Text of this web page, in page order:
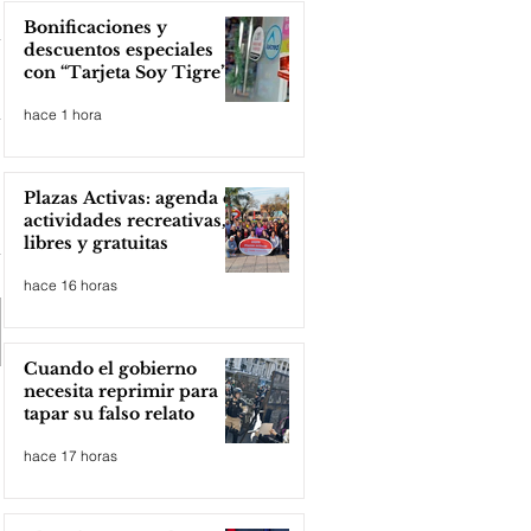
Bonificaciones y
descuentos especiales
con “Tarjeta Soy Tigre”
hace 1 hora
Plazas Activas: agenda de
actividades recreativas,
libres y gratuitas
hace 16 horas
Cuando el gobierno
necesita reprimir para
tapar su falso relato
hace 17 horas